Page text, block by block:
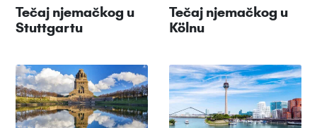
Tečaj njemačkog u
Stuttgartu
Tečaj njemačkog u
Kölnu